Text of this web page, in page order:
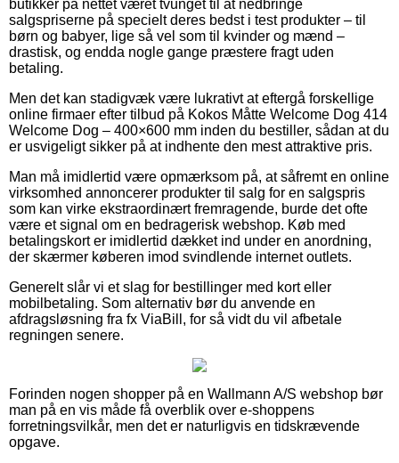
butikker på nettet været tvunget til at nedbringe
salgspriserne på specielt deres bedst i test produkter – til
børn og babyer, lige så vel som til kvinder og mænd –
drastisk, og endda nogle gange præstere fragt uden
betaling.
Men det kan stadigvæk være lukrativt at eftergå forskellige
online firmaer efter tilbud på Kokos Måtte Welcome Dog 414
Welcome Dog – 400×600 mm inden du bestiller, sådan at du
er usvigeligt sikker på at indhente den mest attraktive pris.
Man må imidlertid være opmærksom på, at såfremt en online
virksomhed annoncerer produkter til salg for en salgspris
som kan virke ekstraordinært fremragende, burde det ofte
være et signal om en bedragerisk webshop. Køb med
betalingskort er imidlertid dækket ind under en anordning,
der skærmer køberen imod svindlende internet outlets.
Generelt slår vi et slag for bestillinger med kort eller
mobilbetaling. Som alternativ bør du anvende en
afdragsløsning fra fx ViaBill, for så vidt du vil afbetale
regningen senere.
Forinden nogen shopper på en Wallmann A/S webshop bør
man på en vis måde få overblik over e-shoppens
forretningsvilkår, men det er naturligvis en tidskrævende
opgave.